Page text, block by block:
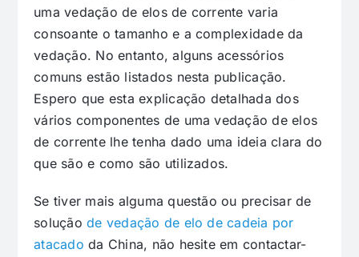
uma vedação de elos de corrente varia
consoante o tamanho e a complexidade da
vedação. No entanto, alguns acessórios
comuns estão listados nesta publicação.
Espero que esta explicação detalhada dos
vários componentes de uma vedação de elos
de corrente lhe tenha dado uma ideia clara do
que são e como são utilizados.
Se tiver mais alguma questão ou precisar de
soluçãode vedação de elo de cadeia por
atacado da China, não hesite em contactar-